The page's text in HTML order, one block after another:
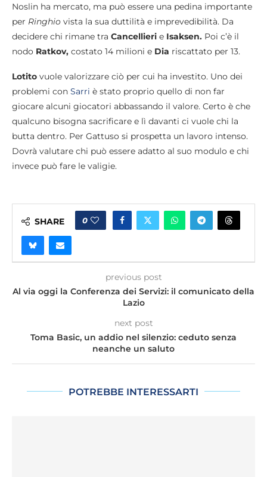
Noslin ha mercato, ma può essere una pedina importante
per Ringhio vista la sua duttilità e imprevedibilità. Da
decidere chi rimane tra Cancellieri e Isaksen. Poi c’è il
nodo Ratkov, costato 14 milioni e Dia riscattato per 13.
Lotito vuole valorizzare ciò per cui ha investito. Uno dei
problemi con Sarri è stato proprio quello di non far
giocare alcuni giocatori abbassando il valore. Certo è che
qualcuno bisogna sacrificare e lì davanti ci vuole chi la
butta dentro. Per Gattuso si prospetta un lavoro intenso.
Dovrà valutare chi può essere adatto al suo modulo e chi
invece può fare le valigie.
SHARE 0
previous post
Al via oggi la Conferenza dei Servizi: il comunicato della
Lazio
next post
Toma Basic, un addio nel silenzio: ceduto senza
neanche un saluto
POTREBBE INTERESSARTI